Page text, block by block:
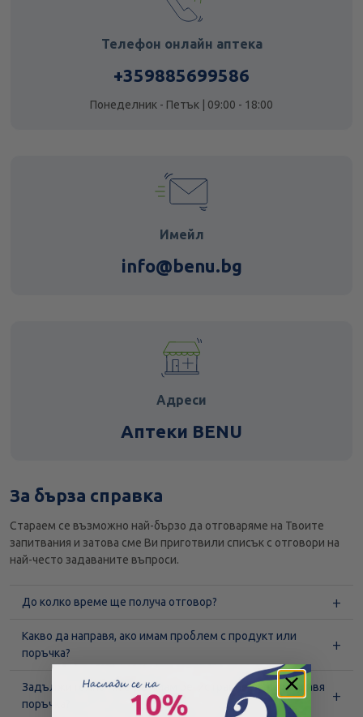
Телефон онлайн аптека
+359885699586
Понеделник - Петък | 09:00 - 18:00
Имейл
info@benu.bg
Адреси
Аптеки BENU
За бърза справка
Стараем се възможно най-бързо да отговаряме на Твоите
запитвания и затова сме Ви приготвили списък с отговори на
най-често задаваните въпроси.
До колко време ще получа отговор?
Какво да направя, ако имам проблем с продукт или
поръчка?
Задължително ли е да имам регистрация, за да направя
поръчка?